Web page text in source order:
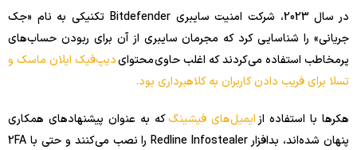
در سال 2023، شرکت امنیت سایبری Bitdefender تکنیکی به نام «جک
جریانی» را شناسایی کرد که مجرمان سایبری از آن برای ربودن حساب‌های
پرمخاطب استفاده می‌کردند که اغلب حاوی محتوایدیپ‌فیک ایلان ماسک و
تسلا برای فریب دادن کاربران به کلاهبرداری بود.
هکرها با استفاده از ایمیل‌های فیشینگکه به عنوان پیشنهادهای همکاری
پنهان شده‌اند، بدافزار Redline Infostealer را نصب می‌کنند و حتی با 2FA